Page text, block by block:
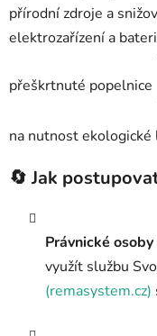
přírodní zdroje a
elektrozařízení a
přeškrtnuté popelnice
na nutnost ekologické
🔄 Jak
Právnické
využít službu
(remasystem.cz)